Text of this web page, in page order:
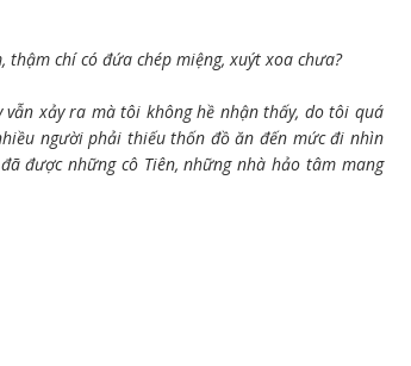
chí có đứa chép miệng, xuýt xoa chưa?
vẫn xảy ra mà tôi không hề nhận thấy, do tôi quá
người phải thiếu thốn đồ ăn đến mức đi nhìn
được những cô Tiên, những nhà hảo tâm mang